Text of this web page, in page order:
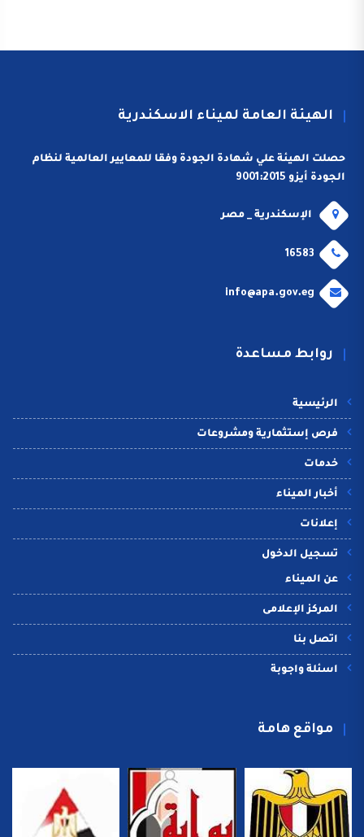
الهيئة العامة لميناء الاسكندرية
حصلت الهيئة علي شهادة الجودة وفقا للمعايير العالمية لنظام
الجودة أيزو 9001:2015
الإسكندرية _ مصر
16583
info@apa.gov.eg
روابط مساعدة
الرئيسية
فرص إستثمارية ومشروعات
خدمات
أخبار الميناء
إعلانات
تسجيل الدخول
عن الميناء
المركز الإعلامى
اتصل بنا
اسئلة واجوبة
مواقع هامة